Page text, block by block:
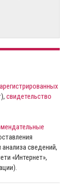
свидетельство
сведений,
«Интернет»,